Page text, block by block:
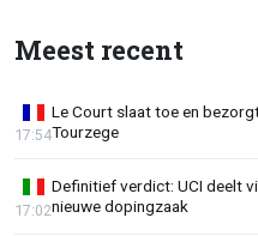
Meest recent
Le Court slaat toe en
Tourzege
17:54
Definitief verdict: UCI deelt
nieuwe dopingzaak
17:02